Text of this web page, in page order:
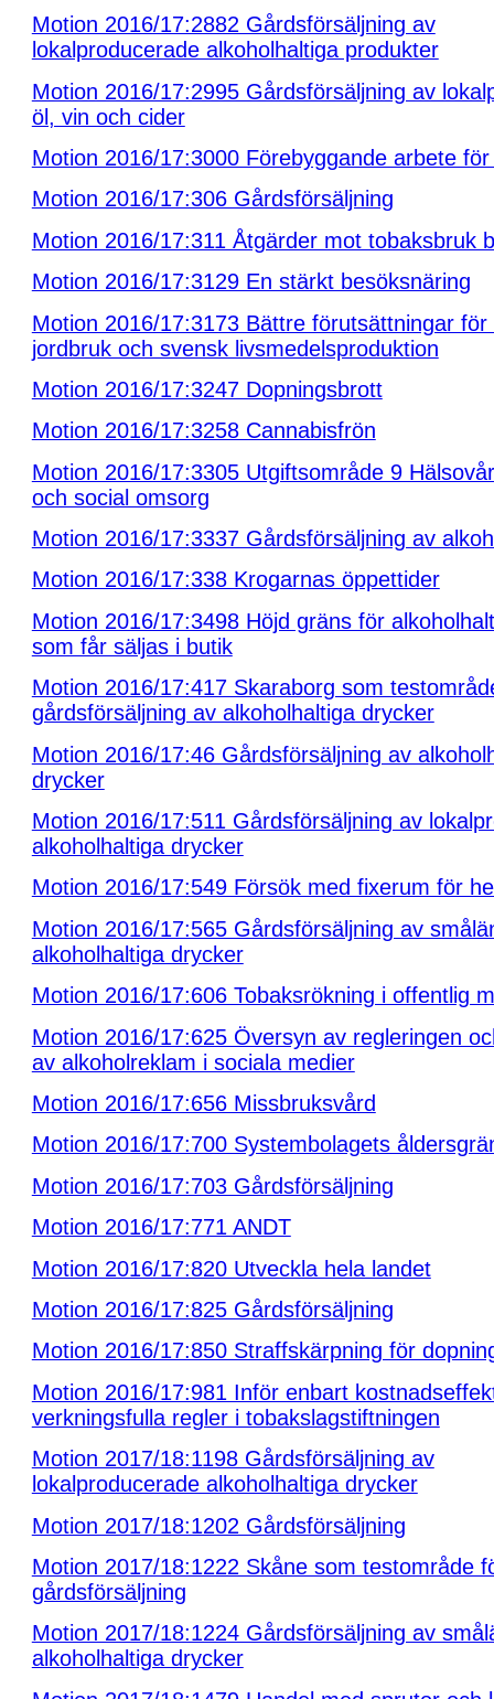
Motion 2016/17:2882 Gårdsförsäljning av
lokalproducerade alkoholhaltiga produkter
Motion 2016/17:2995 Gårdsförsäljning av
öl, vin och cider
Motion 2016/17:3000 Förebyggande arbete
Motion 2016/17:306 Gårdsförsäljning
Motion 2016/17:311 Åtgärder mot tobaksbruk
Motion 2016/17:3129 En stärkt besöksnäring
Motion 2016/17:3173 Bättre förutsättningar för
jordbruk och svensk livsmedelsproduktion
Motion 2016/17:3247 Dopningsbrott
Motion 2016/17:3258 Cannabisfrön
Motion 2016/17:3305 Utgiftsområde 9
och social omsorg
Motion 2016/17:3337 Gårdsförsäljning av
Motion 2016/17:338 Krogarnas öppettider
Motion 2016/17:3498 Höjd gräns för
som får säljas i butik
Motion 2016/17:417 Skaraborg som
gårdsförsäljning av alkoholhaltiga drycker
Motion 2016/17:46 Gårdsförsäljning av
drycker
Motion 2016/17:511 Gårdsförsäljning av
alkoholhaltiga drycker
Motion 2016/17:549 Försök med fixerum för
Motion 2016/17:565 Gårdsförsäljning av
alkoholhaltiga drycker
Motion 2016/17:606 Tobaksrökning i offentlig
Motion 2016/17:625 Översyn av regleringen
av alkoholreklam i sociala medier
Motion 2016/17:656 Missbruksvård
Motion 2016/17:700 Systembolagets
Motion 2016/17:703 Gårdsförsäljning
Motion 2016/17:771 ANDT
Motion 2016/17:820 Utveckla hela landet
Motion 2016/17:825 Gårdsförsäljning
Motion 2016/17:850 Straffskärpning för
Motion 2016/17:981 Inför enbart
verkningsfulla regler i tobakslagstiftningen
Motion 2017/18:1198 Gårdsförsäljning av
lokalproducerade alkoholhaltiga drycker
Motion 2017/18:1202 Gårdsförsäljning
Motion 2017/18:1222 Skåne som testområde
gårdsförsäljning
Motion 2017/18:1224 Gårdsförsäljning av
alkoholhaltiga drycker